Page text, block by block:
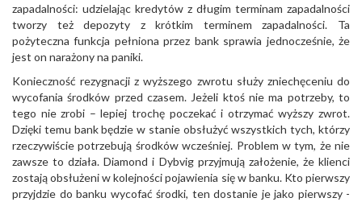
zapadalności: udzielając kredytów z długim terminam zapadalności
tworzy też depozyty z krótkim terminem zapadalności. Ta
pożyteczna funkcja pełniona przez bank sprawia jednocześnie, że
jest on narażony na paniki.
Konieczność rezygnacji z wyższego zwrotu służy zniechęceniu do
wycofania środków przed czasem. Jeżeli ktoś nie ma potrzeby, to
tego nie zrobi – lepiej trochę poczekać i otrzymać wyższy zwrot.
Dzięki temu bank będzie w stanie obsłużyć wszystkich tych, którzy
rzeczywiście potrzebują środków wcześniej. Problem w tym, że nie
zawsze to działa. Diamond i Dybvig przyjmują założenie, że klienci
zostają obsłużeni w kolejności pojawienia się w banku. Kto pierwszy
przyjdzie do banku wycofać środki, ten dostanie je jako pierwszy -